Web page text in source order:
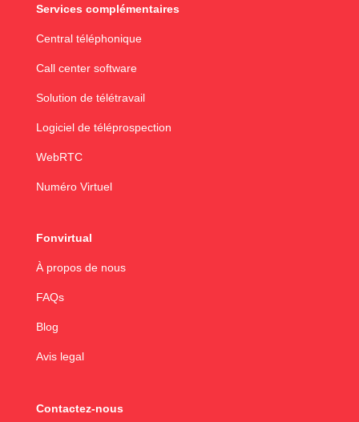
Services complémentaires
Central téléphonique
Call center software
Solution de télétravail
Logiciel de téléprospection
WebRTC
Numéro Virtuel
Fonvirtual
À propos de nous
FAQs
Blog
Avis legal
Contactez-nous